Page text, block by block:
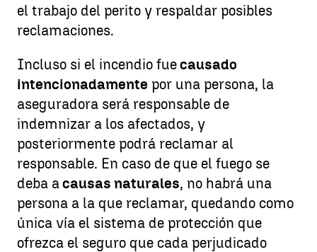
el trabajo del perito y respaldar posibles
reclamaciones.
Incluso si el incendio fuecausado
intencionadamente por una persona, la
aseguradora será responsable de
indemnizar a los afectados, y
posteriormente podrá reclamar al
responsable. En caso de que el fuego se
deba acausas naturales, no habrá una
persona a la que reclamar, quedando como
única vía el sistema de protección que
ofrezca el seguro que cada perjudicado